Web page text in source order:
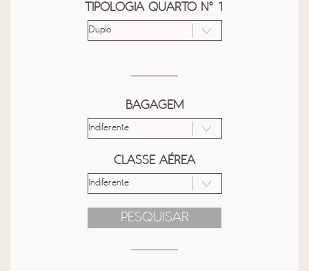
TIPOLOGIA QUARTO Nº 1
BAGAGEM
CLASSE AÉREA
PESQUISAR